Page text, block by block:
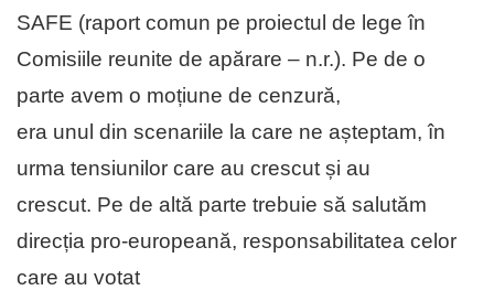
SAFE (raport comun pe proiectul de lege în
Comisiile reunite de apărare – n.r.). Pe de o
parte avem o moțiune de cenzură,
era unul din scenariile la care ne așteptam, în
urma tensiunilor care au crescut și au
crescut. Pe de altă parte trebuie să salutăm
direcția pro-europeană, responsabilitatea celor
care au votat